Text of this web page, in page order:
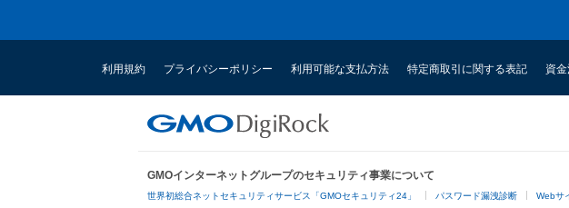
利用規約 プライバシーポリシー 利用可能な支払方法 特定商取引に関する表記 資
GMOインターネットグループのセキュリティ事業について
世界初総合ネットセキュリティサービス「GMOセキュリティ24」 パスワード漏洩診断 Webサ